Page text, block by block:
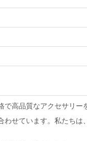
高品質なアクセサリー
せています。私たちは